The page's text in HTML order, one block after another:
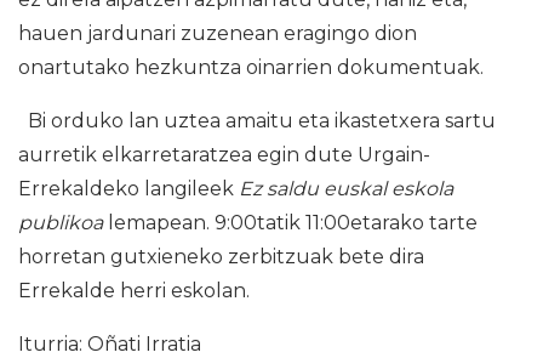
hauen jardunari zuzenean eragingo dion
onartutako hezkuntza oinarrien dokumentuak.
Bi orduko lan uztea amaitu eta ikastetxera sartu
aurretik elkarretaratzea egin dute Urgain-
Errekaldeko langileek Ez saldu euskal eskola
publikoalemapean. 9:00tatik 11:00etarako tarte
horretan gutxieneko zerbitzuak bete dira
Errekalde herri eskolan.
Iturria: Oñati Irratia